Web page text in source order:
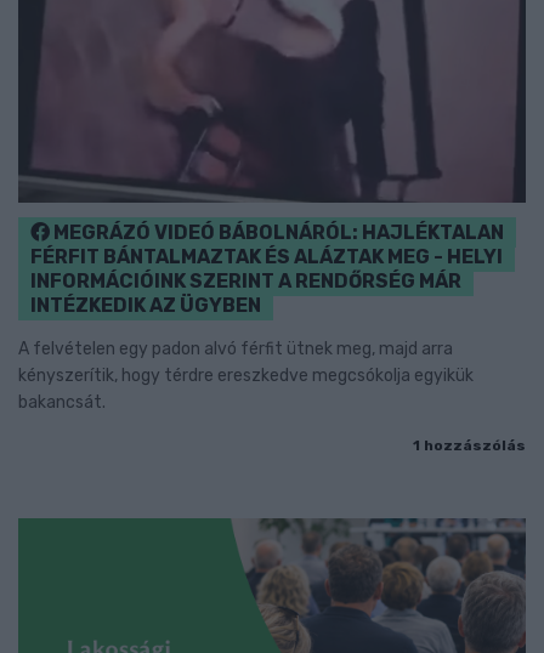
MEGRÁZÓ VIDEÓ BÁBOLNÁRÓL: HAJLÉKTALAN
FÉRFIT BÁNTALMAZTAK ÉS ALÁZTAK MEG - HELYI
INFORMÁCIÓINK SZERINT A RENDŐRSÉG MÁR
INTÉZKEDIK AZ ÜGYBEN
A felvételen egy padon alvó férfit ütnek meg, majd arra
kényszerítik, hogy térdre ereszkedve megcsókolja egyikük
bakancsát.
1 hozzászólás